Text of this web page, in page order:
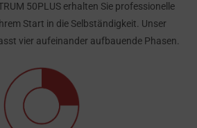
50PLUS erhalten Sie professionelle
Start in die Selbständigkeit. Unser
vier aufeinander aufbauende Phasen.